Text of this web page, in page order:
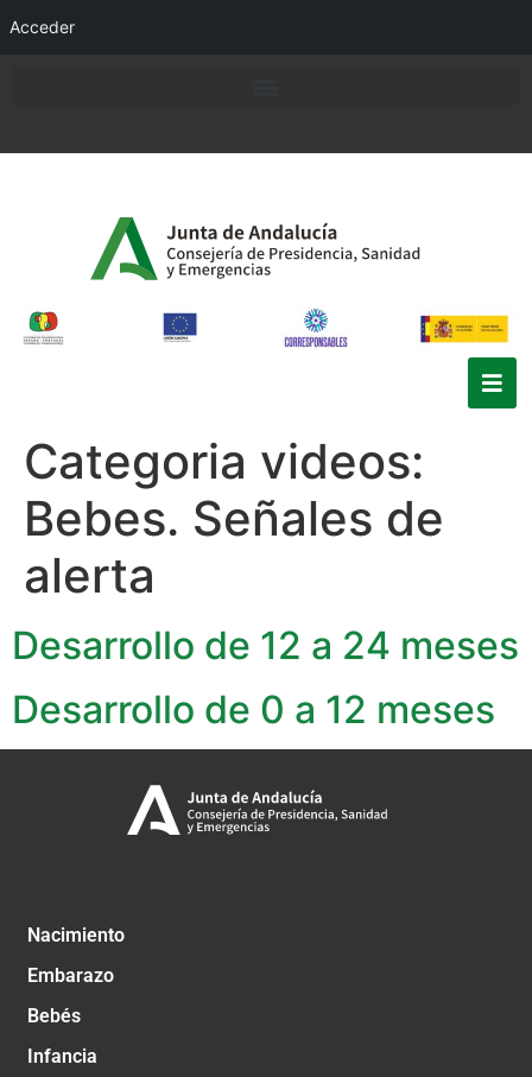
Acceder
Categoria videos:
Bebes. Señales de
alerta
Desarrollo de 12 a 24 meses
Desarrollo de 0 a 12 meses
Nacimiento
Embarazo
Bebés
Infancia